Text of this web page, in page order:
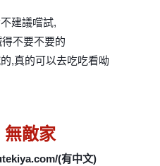
建議嚐試,
不要不要的
,真的可以去吃吃看呦
無敵家
(有中文)